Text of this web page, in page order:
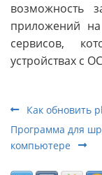
возможность
приложений
сервисов,
устройствах с
Как обновить
Программа для
компьютере